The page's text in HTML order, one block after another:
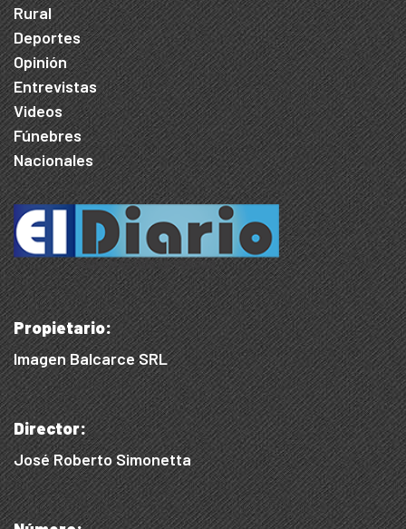
Rural
Deportes
Opinión
Entrevistas
Videos
Fúnebres
Nacionales
Propietario:
Imagen Balcarce SRL
Director:
José Roberto Simonetta